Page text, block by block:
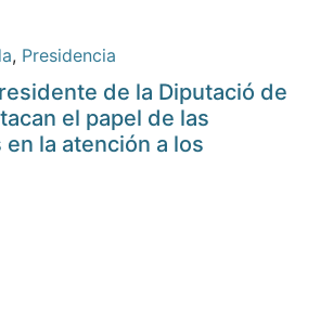
, Presidencia
de la Diputació de
el papel de las
la atención a los